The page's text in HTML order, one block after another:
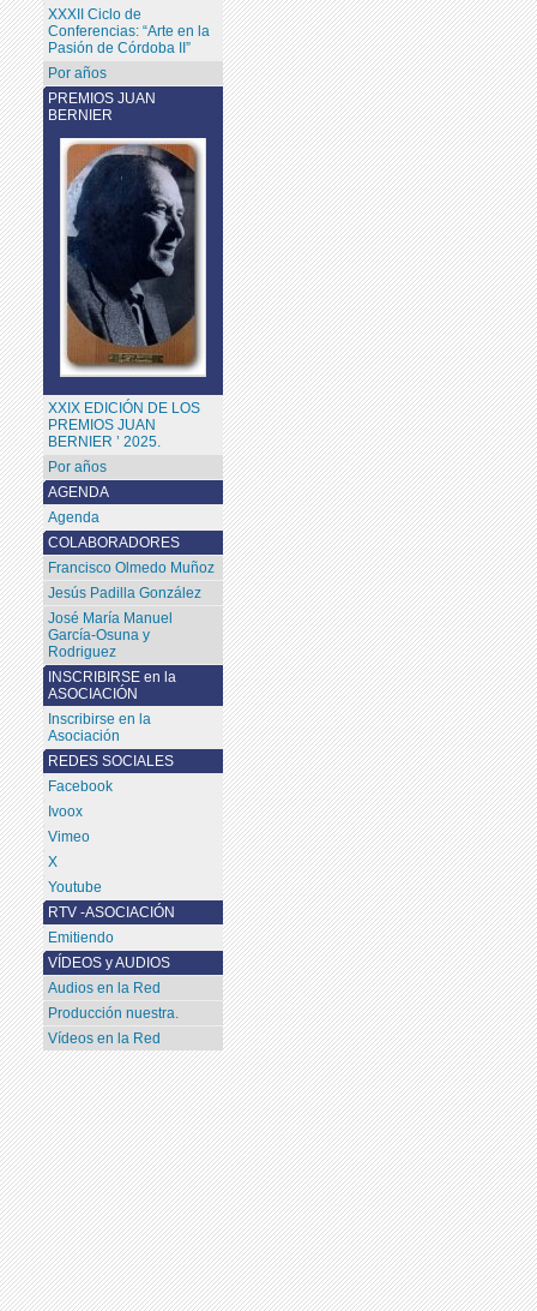
AGENDA
Agenda
COLABORADORES
Francisco Olmedo Muñoz
Jesús Padilla González
José María Manuel
García-Osuna y
Rodriguez
XXXII Ciclo de
Conferencias: “Arte en la
Pasión de Córdoba II”
Por años
INSCRIBIRSE en la
ASOCIACIÓN
Inscribirse en la
Asociación
PREMIOS JUAN
BERNIER
XXIX EDICIÓN DE LOS
PREMIOS JUAN
BERNIER ’ 2025.
Por años
REDES SOCIALES
Facebook
Ivoox
Vimeo
X
Youtube
RTV -ASOCIACIÓN
Emitiendo
VÍDEOS y AUDIOS
Audios en la Red
Producción nuestra.
Vídeos en la Red